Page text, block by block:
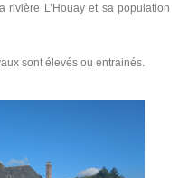
rivière L’Houay et sa population
sont élevés ou entrainés.